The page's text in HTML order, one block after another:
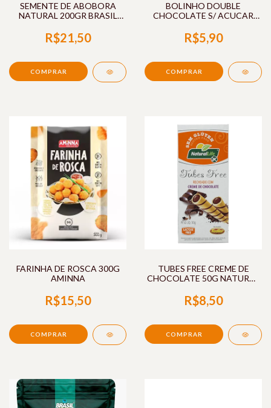
SEMENTE DE ABOBORA
NATURAL 200GR BRASIL
R$21,50
BOLINHO DOUBLE
CHOCOLATE S/ ACUCAR
R$5,90
FARINHA DE ROSCA 300G
AMINNA
R$15,50
TUBES FREE CREME DE
CHOCOLATE 50G NATURAL
R$8,50